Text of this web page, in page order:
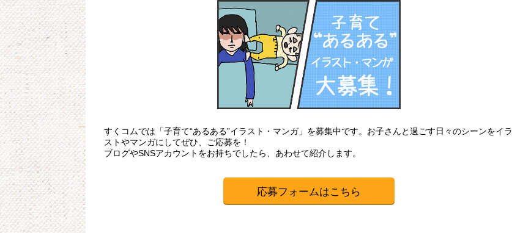
すくコムでは「子育て“あるある”イラスト・マンガ」を募集中です。お子さんと過ごす日々のシーンをイラ
ストやマンガにしてぜひ、ご応募を！
ブログやSNSアカウントをお持ちでしたら、あわせて紹介します。
応募フォームはこちら